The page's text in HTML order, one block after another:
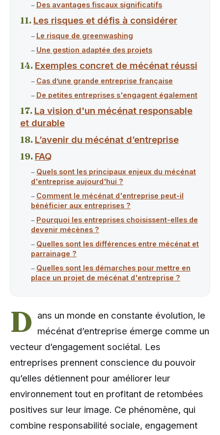
Des avantages fiscaux significatifs
Les risques et défis à considérer
Le risque de greenwashing
Une gestion adaptée des projets
Exemples concret de mécénat réussi
Cas d’une grande entreprise française
De petites entreprises s'engagent également
La vision d'un mécénat responsable
et durable
L’avenir du mécénat d’entreprise
FAQ
Quels sont les principaux enjeux du mécénat
d'entreprise aujourd'hui ?
Comment le mécénat d'entreprise peut-il
bénéficier aux entreprises ?
Pourquoi les entreprises choisissent-elles de
devenir mécènes ?
Quelles sont les différences entre mécénat et
parrainage ?
Quelles sont les démarches pour mettre en
place un projet de mécénat d'entreprise ?
D ans un monde en constante évolution, le
mécénat d’entreprise émerge comme un
vecteur d’engagement sociétal. Les
entreprises prennent conscience du pouvoir
qu’elles détiennent pour améliorer leur
environnement tout en profitant de retombées
positives sur leur image. Ce phénomène, qui
combine responsabilité sociale, engagement